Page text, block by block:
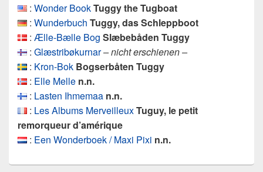
: Wonder BookTuggy the Tugboat
: Wunderbuch Tuggy, das Schleppboot
: Ælle-Bælle Bog Slæbebåden Tuggy
: Glæstribøkurnar– nicht erschienen –
: Kron-Bok Bogserbåten Tuggy
: Elle Melle n.n.
: Lasten Ihmemaa n.n.
: Les Albums MerveilleuxTuguy, le petit
remorqueur d’amérique
: Een Wonderboek / Maxi Pixi n.n.